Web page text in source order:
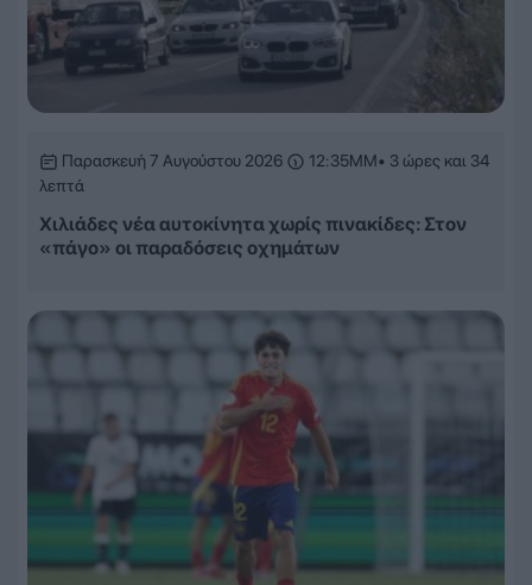
Παρασκευή 7 Αυγούστου 2026 12:35ΜΜ• 3 ώρες και 34
λεπτά
Χιλιάδες νέα αυτοκίνητα χωρίς πινακίδες: Στον
«πάγο» οι παραδόσεις οχημάτων